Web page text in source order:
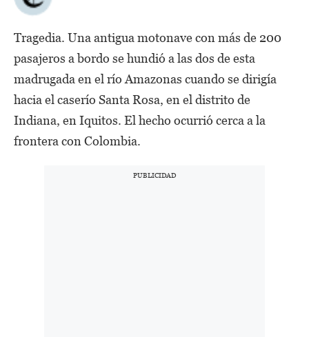
Tragedia. Una antigua motonave con más de 200
pasajeros a bordo se hundió a las dos de esta
madrugada en el río Amazonas cuando se dirigía
hacia el caserío Santa Rosa, en el distrito de
Indiana, en Iquitos. El hecho ocurrió cerca a la
frontera con Colombia.